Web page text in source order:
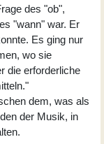
des "ob",
"wann" war. Er
Es ging nur
wo sie
die erforderliche
dem, was als
der Musik, in